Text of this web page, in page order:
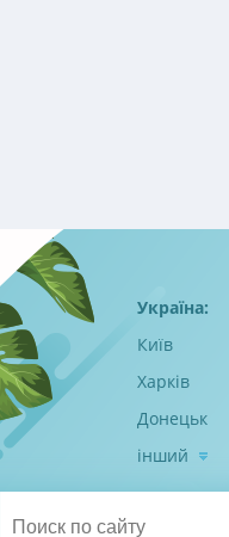
Україна:
Київ
Харків
Донецьк
інший